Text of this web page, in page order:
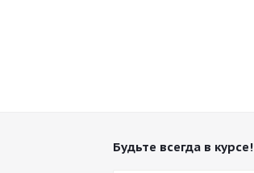
Будьте всегда в курсе!